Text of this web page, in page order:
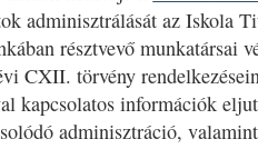
adminisztrálását az Iskola
résztvevő munkatársai
CXII. törvény
kapcsolatos információk
adminisztráció,